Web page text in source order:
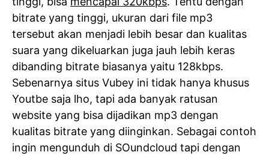
bitrate yang tinggi, ukuran dari file mp3
tersebut akan menjadi lebih besar dan kualitas
suara yang dikeluarkan juga jauh lebih keras
dibanding bitrate biasanya yaitu 128kbps.
Sebenarnya situs Vubey ini tidak hanya khusus
Youtbe saja lho, tapi ada banyak ratusan
website yang bisa dijadikan mp3 dengan
kualitas bitrate yang diinginkan. Sebagai contoh
ingin mengunduh di SOundcloud tapi dengan